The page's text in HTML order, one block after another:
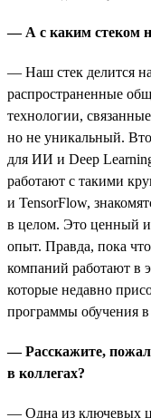
— А с каким стеком
— Наш стек делится
распространенные
технологии,
но не уникальный.
для ИИ и Deep
работают с такими
и TensorFlow,
в целом. Это ценный
опыт. Правда, пока
компаний работают в
которые недавно
программы обучения
— Расскажите,
в коллегах?
— Одна из ключевых